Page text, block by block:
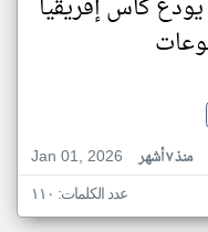
كأس إفريقيا
Jan 01, 2026
منذ ٧ أشهر
عدد الكلمات: ١١٠